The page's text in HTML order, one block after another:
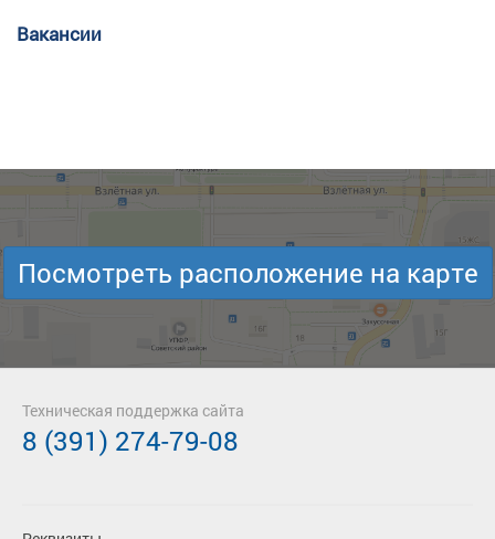
Вакансии
Посмотреть расположение на карте
Техническая поддержка сайта
8 (391) 274-79-08